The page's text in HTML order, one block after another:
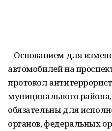
– Основанием для
автомобилей на
протокол
муниципального
обязательны для
органов, федеральных